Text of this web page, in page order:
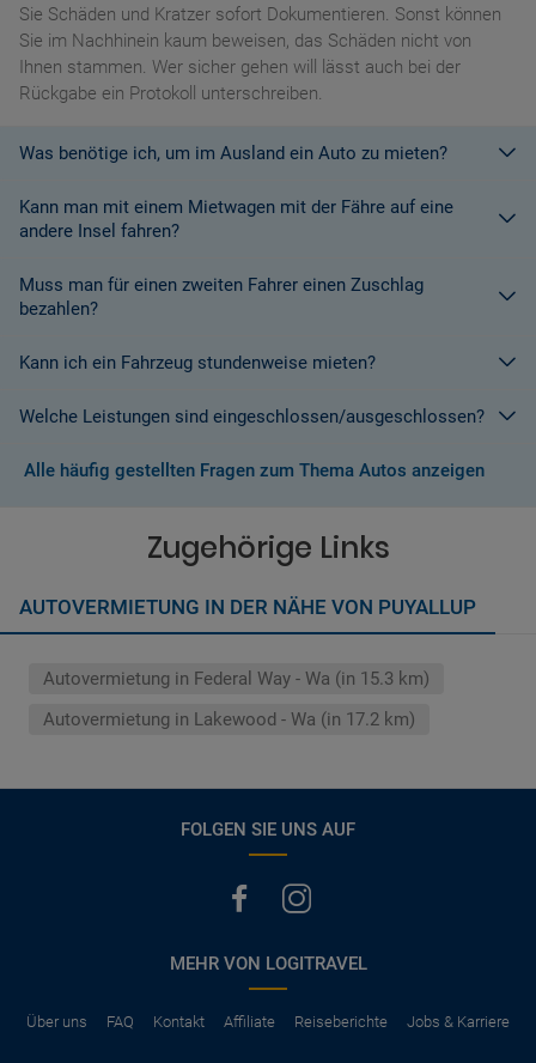
Sie Schäden und Kratzer sofort Dokumentieren. Sonst können
Sie im Nachhinein kaum beweisen, das Schäden nicht von
Ihnen stammen. Wer sicher gehen will lässt auch bei der
Rückgabe ein Protokoll unterschreiben.
Was benötige ich, um im Ausland ein Auto zu mieten?
Mit einem europäischen Führerschein ist es kein Problem ein
Fahrzeug zu mieten. In Europa und bei den meisten
Kann man mit einem Mietwagen mit der Fähre auf eine
andere Insel fahren?
Die meisten Fahrzeugvermieter erlauben aus Gründen des
Versicherungsschutzes an Bord eines Schiffes nicht, dass ihre
Informationen finden Sie in den Bedingungen des Vermieters.
Muss man für einen zweiten Fahrer einen Zuschlag
bezahlen?
Ja. Für jeden zusätzlichen Fahrer muss am Zielort ein Zuschlag
Sonderangebot informiert, bei dem ein zusätzlicher Fahrer
Kann ich ein Fahrzeug stundenweise mieten?
Derzeit ist der Mindestzeitraum für eine Autoanmietung 24
Welche Leistungen sind eingeschlossen/ausgeschlossen?
Normalerweise werden Ihnen in den AGB's die Leistungen beim
(Normalerweise mit SB)
ausgeschlossen
Vollkasko Versicherung
Parkhäuser, Maut, Steuern, Strafzettel
Zusätzliche Fahrer
Alle häufig gestellten Fragen zum Thema Autos anzeigen
Zugehörige Links
AUTOVERMIETUNG IN DER NÄHE VON PUYALLUP
Autovermietung in Federal Way - Wa (in 15.3 km)
Autovermietung in Lakewood - Wa (in 17.2 km)
FOLGEN SIE UNS AUF
MEHR VON LOGITRAVEL
Über uns FAQ Kontakt Affiliate Reiseberichte Jobs & Karriere